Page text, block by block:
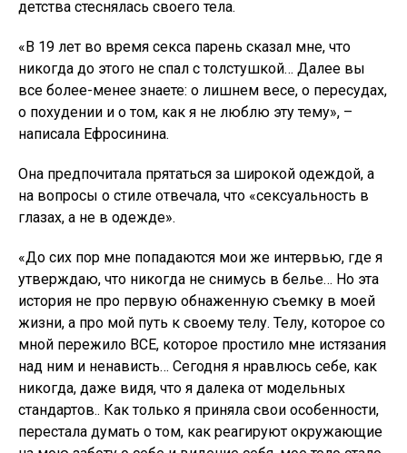
детства стеснялась своего тела.
«В 19 лет во время секса парень сказал мне, что
никогда до этого не спал с толстушкой… Далее вы
все более-менее знаете: о лишнем весе, о пересудах,
о похудении и о том, как я не люблю эту тему», –
написала Ефросинина.
Она предпочитала прятаться за широкой одеждой, а
на вопросы о стиле отвечала, что «сексуальность в
глазах, а не в одежде».
«До сих пор мне попадаются мои же интервью, где я
утверждаю, что никогда не снимусь в белье… Но эта
история не про первую обнаженную съемку в моей
жизни, а про мой путь к своему телу. Телу, которое со
мной пережило ВСЕ, которое простило мне истязания
над ним и ненависть… Сегодня я нравлюсь себе, как
никогда, даже видя, что я далека от модельных
стандартов.. Как только я приняла свои особенности,
перестала думать о том, как реагируют окружающие